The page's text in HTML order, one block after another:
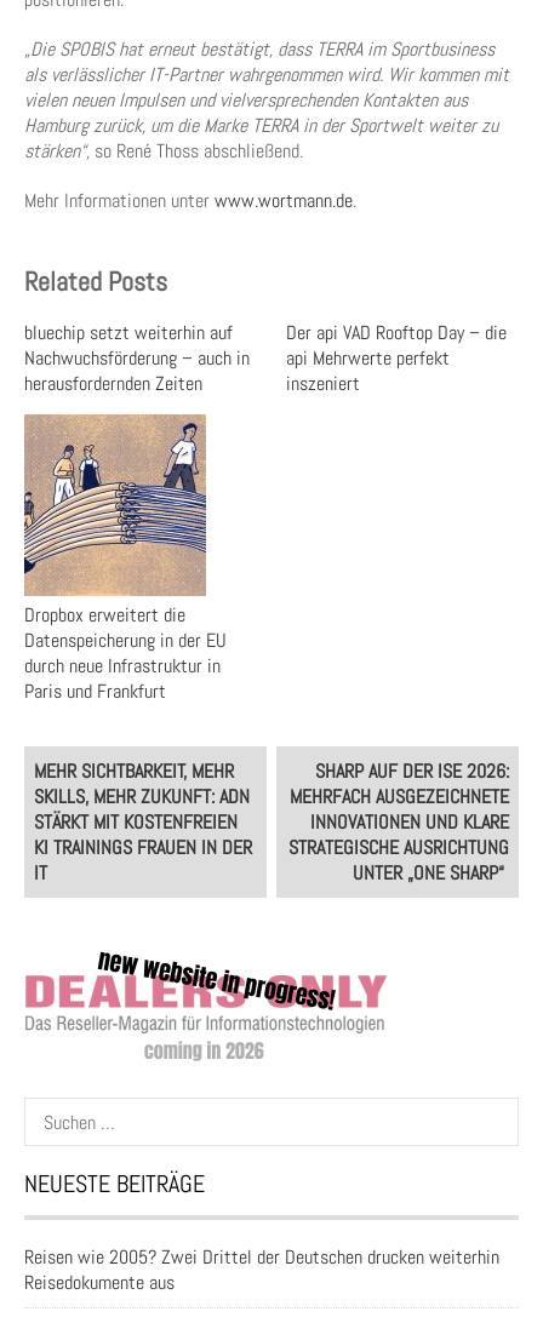
„Die SPOBIS hat erneut bestätigt, dass TERRA im Sportbusiness
als verlässlicher IT-Partner wahrgenommen wird. Wir kommen mit
vielen neuen Impulsen und vielversprechenden Kontakten aus
Hamburg zurück, um die Marke TERRA in der Sportwelt weiter zu
stärken“, so René Thoss abschließend.
Mehr Informationen unterwww.wortmann.de.
Related Posts
bluechip setzt weiterhin auf
Nachwuchsförderung – auch in
herausfordernden Zeiten
Der api VAD Rooftop Day – die
api Mehrwerte perfekt
inszeniert
Dropbox erweitert die
Datenspeicherung in der EU
durch neue Infrastruktur in
Paris und Frankfurt
Post
navigation
MEHR SICHTBARKEIT, MEHR
SKILLS, MEHR ZUKUNFT: ADN
STÄRKT MIT KOSTENFREIEN
KI TRAININGS FRAUEN IN DER
IT
SHARP AUF DER ISE 2026:
MEHRFACH AUSGEZEICHNETE
INNOVATIONEN UND KLARE
STRATEGISCHE AUSRICHTUNG
UNTER „ONE SHARP“
Suchen
nach:
NEUESTE BEITRÄGE
Reisen wie 2005? Zwei Drittel der Deutschen drucken weiterhin
Reisedokumente aus